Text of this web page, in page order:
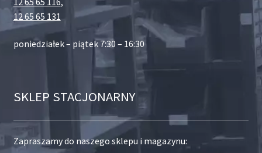
12 65 65 131
poniedziałek – piątek 7:30 – 16:30
SKLEP STACJONARNY
Zapraszamy do naszego sklepu i magazynu: